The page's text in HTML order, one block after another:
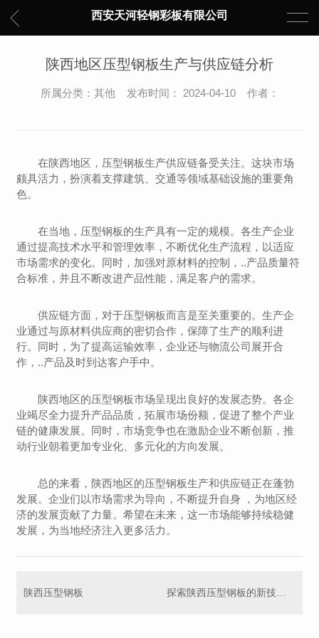
西安天河轻钢彩板有限公司
陕西地区压型钢板生产与供应链分析
所属分类：其他 发布时间： 2024-04-10 作者：
在陕西地区，压型钢板生产供应链备受关注。这块市场
颇具活力，扮演着支撑建筑、交通等领域基础设施的重要角
色。
在当地，压型钢板的生产具有一定的规模。各生产企业
通过提高技术水平和管理效率，不断优化生产流程，以适应
市场需求的变化。同时，加强对原材料的控制，..产品质量符
合标准，并且不断改进产品性能，满足客户的需求。
供应链方面，对于压型钢板而言是至关重要的。生产企
业通过与原材料供应商的密切合作，保障了生产的顺利进
行。同时，为了提高运输效率，企业还与物流公司展开合
作，..产品及时到达客户手中。
陕西地区的压型钢板市场呈现出良好的发展态势。各企
业竭尽全力提升产品品质，拓展市场份额，促进了整个产业
链的健康发展。同时，市场竞争也在激励企业不断创新，推
动行业朝着更加专业化、多元化的方向发展。
总的来看，陕西地区的压型钢板生产和供应链正在蓬勃
发展。企业们以市场需求为导向，不断提升自身 ，为地区经
济的发展贡献了力量。希望在未来，这一市场能够持续稳健
发展，为当地经济注入更多活力。
陕西压型钢板